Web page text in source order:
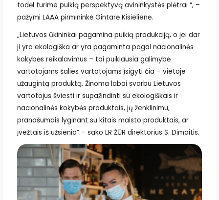
todėl turime puikią perspektyvą avininkystės plėtrai “, –
pažymi LAAA pirmininkė Gintarė Kisielienė.
„Lietuvos ūkininkai pagamina puikią produkciją, o jei dar
ji yra ekologiška ar yra pagaminta pagal nacionalinės
kokybės reikalavimus – tai puikiausia galimybė
vartotojams šalies vartotojams įsigyti čia – vietoje
užaugintą produktą. Žinoma labai svarbu Lietuvos
vartotojus šviesti ir supažindinti su ekologiškais ir
nacionalinės kokybės produktais, jų ženklinimu,
pranašumais lyginant su kitais maisto produktais, ar
įvežtais iš užsienio“ – sako LR ŽŪR direktorius S. Dimaitis.